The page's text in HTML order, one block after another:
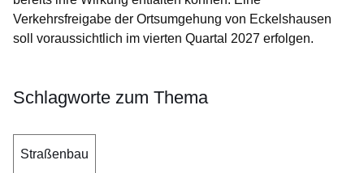
Verkehrsfreigabe der Ortsumgehung von Eckelshausen
soll voraussichtlich im vierten Quartal 2027 erfolgen.
Schlagworte zum Thema
Straßenbau